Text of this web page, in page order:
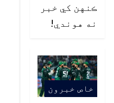
ڪنهن کي خبر
نه هوندي!
خاص خبرون